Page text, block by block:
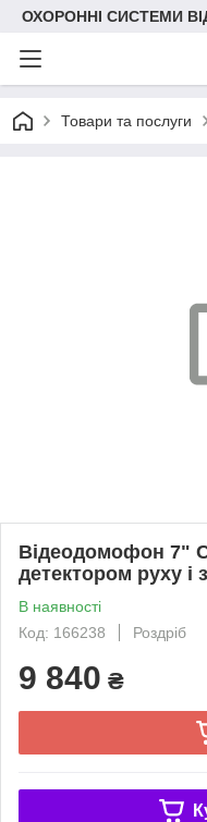
ОХОРОННІ СИСТЕМИ
Товари та послуги
Відеодомофон 7"
детектором руху і
В наявності
Код: 166238
Роздріб
9 840 ₴